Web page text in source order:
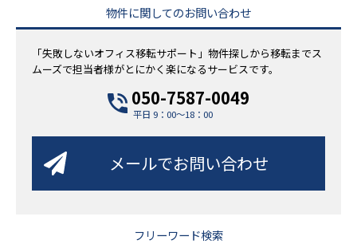
物件に関してのお問い合わせ
「失敗しないオフィス移転サポート」物件探しから移転までス
ムーズで担当者様がとにかく楽になるサービスです。
050-7587-0049
平日 9：00～18：00
メールでお問い合わせ
フリーワード検索